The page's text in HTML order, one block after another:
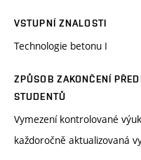
VSTUPNÍ ZNALOSTI
Technologie betonu I
ZPŮSOB ZAKONČENÍ
STUDENTŮ
Vymezení kontrolované
každoročně aktualizovaná